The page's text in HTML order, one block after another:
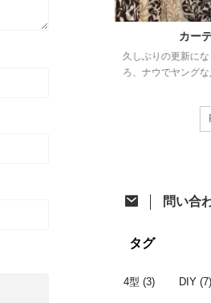
カー
久しぶりの更新に
ろ、ナウでヤング
張って消化に励み
ンピングカーショ
したことはちらっ
カーテン選びで時
問い合
タグ
4型 (3) DIY (7)